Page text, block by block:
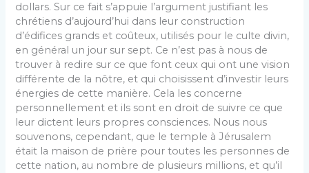
dollars. Sur ce fait s’appuie l’argument justifiant les
chrétiens d’aujourd’hui dans leur construction
d’édifices grands et coûteux, utilisés pour le culte divin,
en général un jour sur sept. Ce n’est pas à nous de
trouver à redire sur ce que font ceux qui ont une vision
différente de la nôtre, et qui choisissent d’investir leurs
énergies de cette manière. Cela les concerne
personnellement et ils sont en droit de suivre ce que
leur dictent leurs propres consciences. Nous nous
souvenons, cependant, que le temple à Jérusalem
était la maison de prière pour toutes les personnes de
cette nation, au nombre de plusieurs millions, et qu’il